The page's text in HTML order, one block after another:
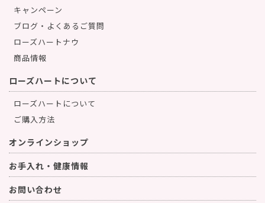
キャンペーン
ブログ・よくあるご質問
ローズハートナウ
商品情報
ローズハートについて
ローズハートについて
ご購入方法
オンラインショップ
お手入れ・健康情報
お問い合わせ